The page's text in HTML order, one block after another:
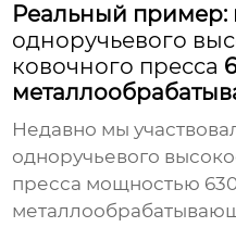
Реальный пример:
одноручьевого
ковочного пресса
Недавно мы
одноручьевого
пресса мощностью